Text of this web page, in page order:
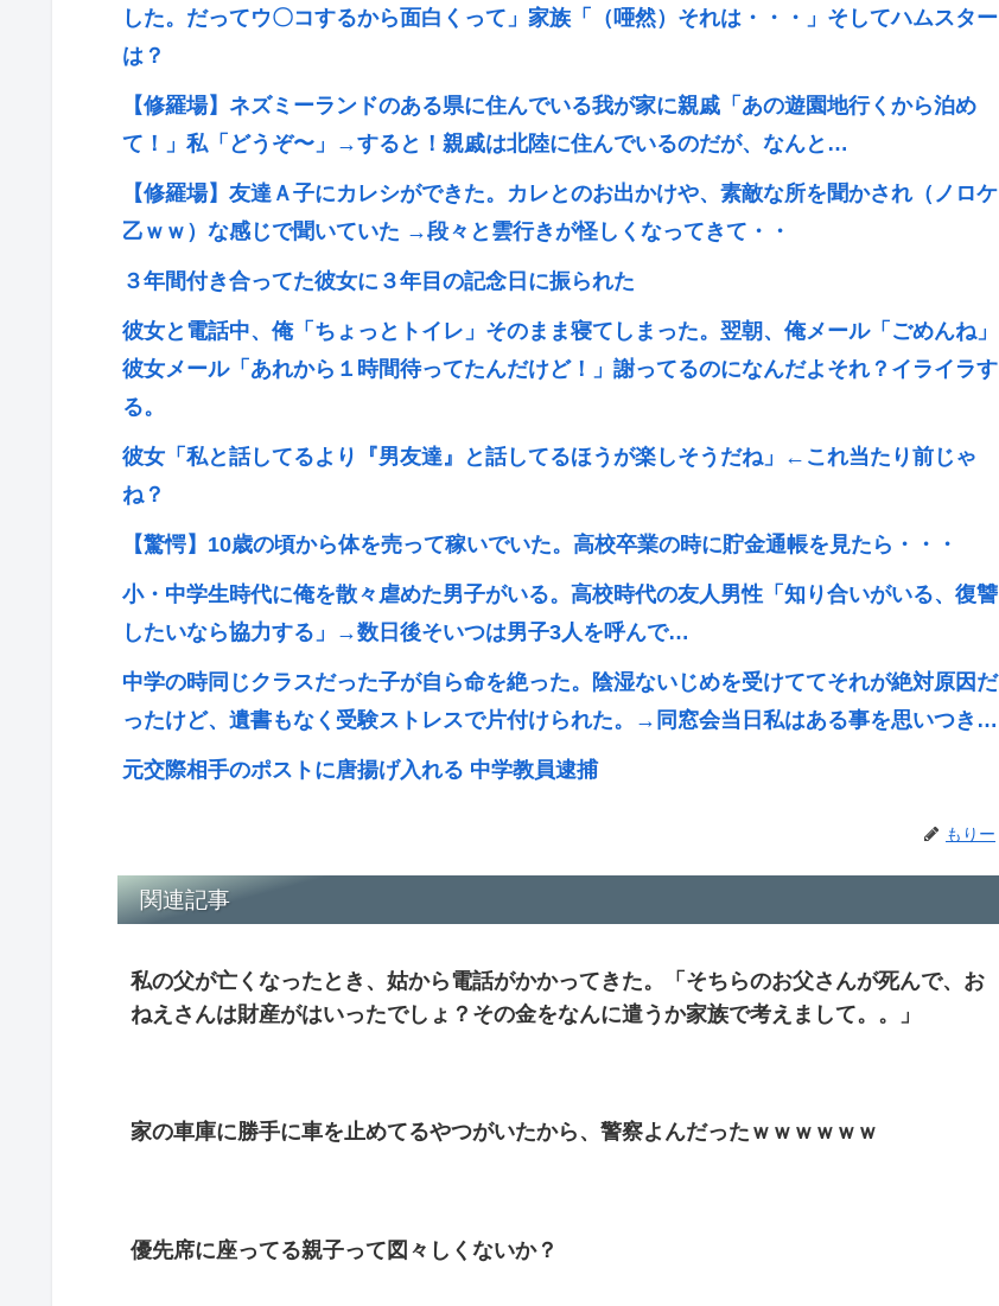
した。だってウ〇コするから面白くって」家族「（唖然）それは・・・」そしてハムスター
は？
【修羅場】ネズミーランドのある県に住んでいる我が家に親戚「あの遊園地行くから泊め
て！」私「どうぞ〜」→すると！親戚は北陸に住んでいるのだが、なんと…
【修羅場】友達Ａ子にカレシができた。カレとのお出かけや、素敵な所を聞かされ（ノロケ
乙ｗｗ）な感じで聞いていた →段々と雲行きが怪しくなってきて・・
３年間付き合ってた彼女に３年目の記念日に振られた
彼女と電話中、俺「ちょっとトイレ」そのまま寝てしまった。翌朝、俺メール「ごめんね」
彼女メール「あれから１時間待ってたんだけど！」謝ってるのになんだよそれ？イライラす
る。
彼女「私と話してるより『男友達』と話してるほうが楽しそうだね」←これ当たり前じゃ
ね？
【驚愕】10歳の頃から体を売って稼いでいた。高校卒業の時に貯金通帳を見たら・・・
小・中学生時代に俺を散々虐めた男子がいる。高校時代の友人男性「知り合いがいる、復讐
したいなら協力する」→数日後そいつは男子3人を呼んで…
中学の時同じクラスだった子が自ら命を絶った。陰湿ないじめを受けててそれが絶対原因だ
ったけど、遺書もなく受験ストレスで片付けられた。→同窓会当日私はある事を思いつき…
元交際相手のポストに唐揚げ入れる 中学教員逮捕
もりー
関連記事
私の父が亡くなったとき、姑から電話がかかってきた。「そちらのお父さんが死んで、お
ねえさんは財産がはいったでしょ？その金をなんに遣うか家族で考えまして。。」
家の車庫に勝手に車を止めてるやつがいたから、警察よんだったｗｗｗｗｗｗ
優先席に座ってる親子って図々しくないか？